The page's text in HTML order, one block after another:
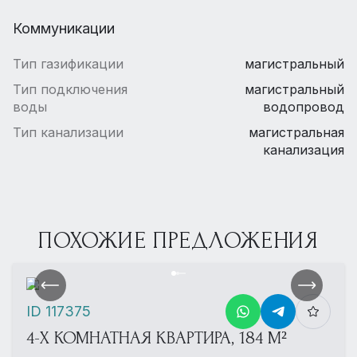
Коммуникации
Тип газификации
магистральный
Тип подключения
воды
магистральный
водопровод
Тип канализации
магистральная
канализация
ПОХОЖИЕ ПРЕДЛОЖЕНИЯ
4-Х КОМНАТНАЯ КВАРТИРА, 184 М²
ID 117375